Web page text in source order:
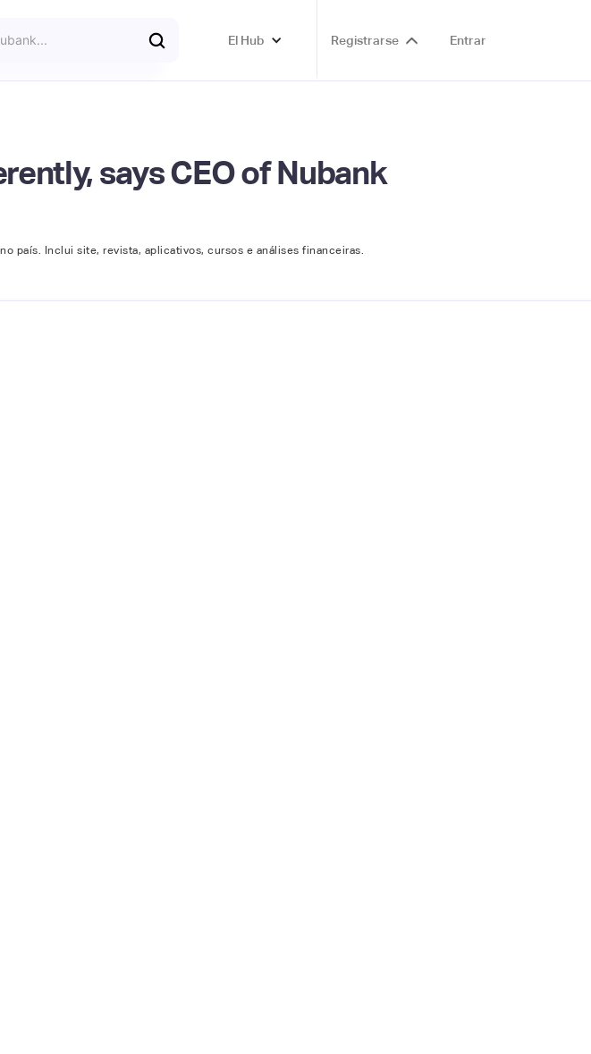
El Hub Registrarse Entrar
says CEO of Nubank
país. Inclui site, revista, aplicativos, cursos e análises financeiras.